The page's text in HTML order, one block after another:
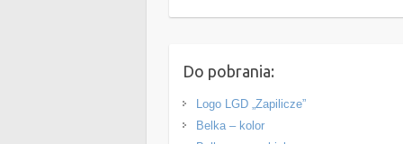
Do pobrania:
Logo LGD „Zapilicze”
Belka – kolor